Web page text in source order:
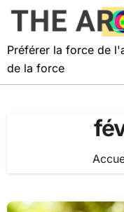
Passer
Préférer la force de
de la force